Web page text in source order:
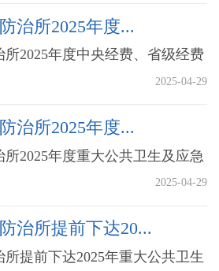
治所2025年度...
2025年度中央经费、省级经费
2025-04-29
治所2025年度...
2025年度重大公共卫生及应急
2025-04-29
治所提前下达20...
提前下达2025年重大公共卫生